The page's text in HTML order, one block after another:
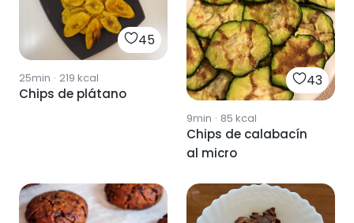
45
25min · 219 kcal
Chips de plátano
43
9min · 85 kcal
Chips de calabacín
al micro